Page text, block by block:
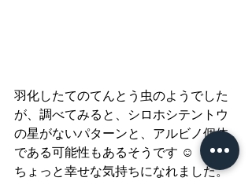
羽化したてのてんとう虫のようでした
が、調べてみると、シロホシテントウ
の星がないパターンと、アルビノ個体
である可能性もあるそうです ☺︎
ちょっと幸せな気持ちになれました。